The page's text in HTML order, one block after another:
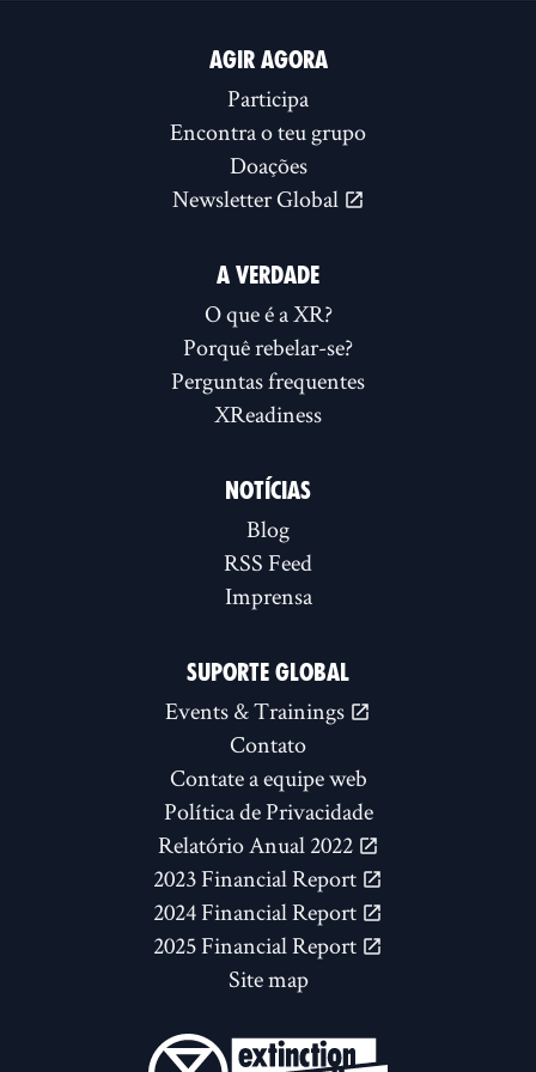
AGIR AGORA
Participa
Encontra o teu grupo
Doações
Newsletter Global
A VERDADE
O que é a XR?
Porquê rebelar-se?
Perguntas frequentes
XReadiness
NOTÍCIAS
Blog
RSS Feed
Imprensa
SUPORTE GLOBAL
Events & Trainings
Contato
Contate a equipe web
Política de Privacidade
Relatório Anual 2022
2023 Financial Report
2024 Financial Report
2025 Financial Report
Site map